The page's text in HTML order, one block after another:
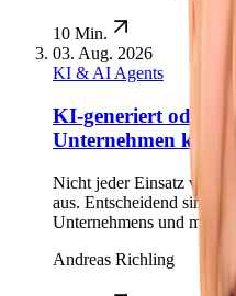
10 Min.
03. Aug. 2026
KI & AI Agents
KI-generiert oder
Unternehmen
Nicht jeder Einsatz von
aus. Entscheidend sind
Unternehmens und
Andreas Richling